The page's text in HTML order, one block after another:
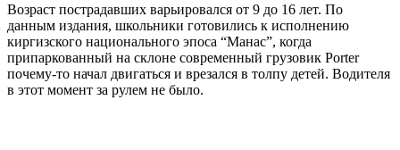
Возраст пострадавших варьировался от 9 до 16 лет. По
данным издания, школьники готовились к исполнению
киргизского национального эпоса “Манас”, когда
припаркованный на склоне современный грузовик Porter
почему-то начал двигаться и врезался в толпу детей. Водителя
в этот момент за рулем не было.